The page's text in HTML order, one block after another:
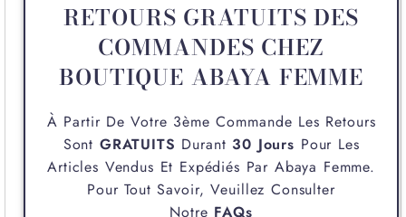
RETOURS GRATUITS DES
COMMANDES CHEZ
BOUTIQUE ABAYA FEMME
À Partir De Votre 3ème Commande Les Retours
Sont GRATUITS Durant 30 Jours Pour Les
Articles Vendus Et Expédiés Par Abaya Femme.
Pour Tout Savoir, Veuillez Consulter
Notre FAQs